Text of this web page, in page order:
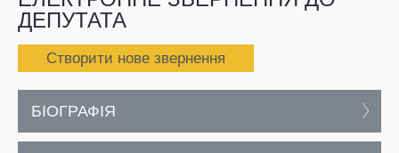
ДЕПУТАТА
Створити нове звернення
БІОГРАФІЯ